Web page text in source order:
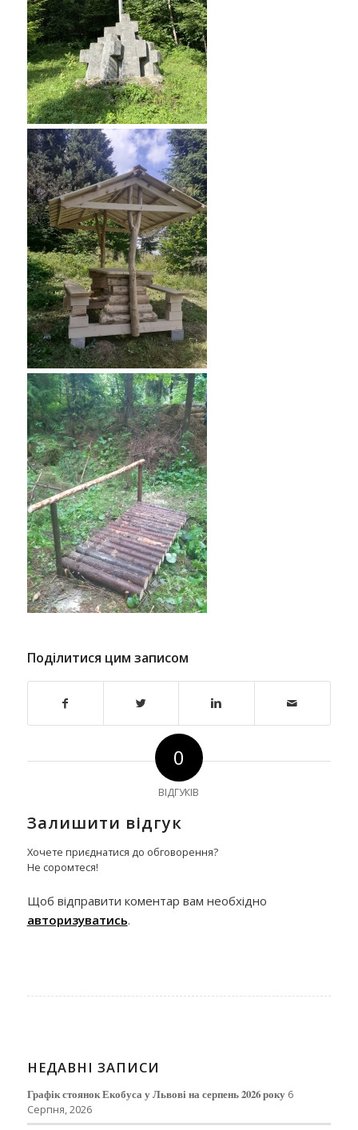
Поділитися цим записом
0
ВІДГУКІВ
Залишити відгук
Хочете приєднатися до обговорення?
Не соромтеся!
Щоб відправити коментар вам необхідно
авторизуватись.
НЕДАВНІ ЗАПИСИ
Графік стоянок Екобуса у Львові на серпень 2026 року 6
Серпня, 2026